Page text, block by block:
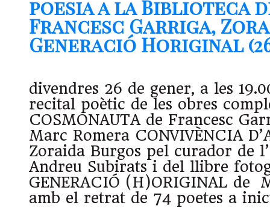
poesia a la Biblioteca
Francesc Garriga,
Generació Horiginal
divendres 26 de gener, a les
recital poètic de les obres
COSMONAUTA de Francesc
Marc Romera CONVIVÈNCIA
Zoraida Burgos pel curador de
Andreu Subirats i del llibre
GENERACIÓ (H)ORIGINAL de
amb el retrat de 74 poetes a